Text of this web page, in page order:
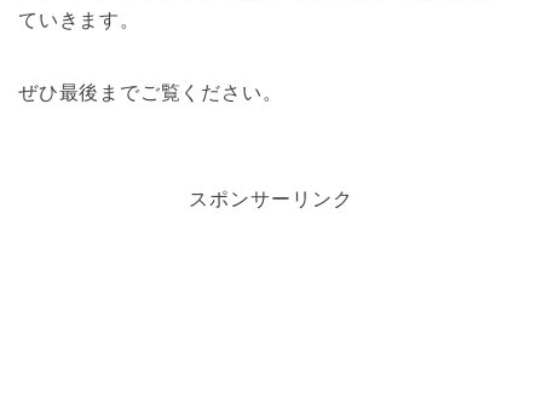
ていきます。
ぜひ最後までご覧ください。
スポンサーリンク